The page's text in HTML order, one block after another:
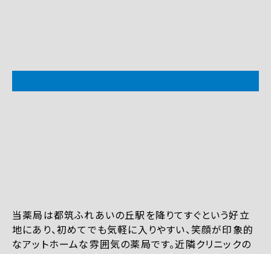
当薬局は都筑ふれあいの丘駅を降りてすぐという好立
地にあり、初めてでも気軽に入りやすい、笑顔が印象的
なアットホームな雰囲気の薬局です。近隣クリニックの